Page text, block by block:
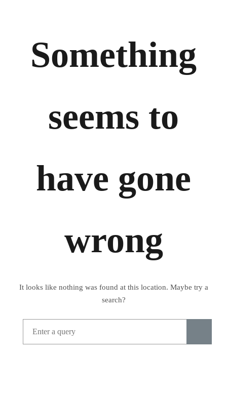
Something
seems to
have gone
wrong
It looks like nothing was found at this location. Maybe try a
search?